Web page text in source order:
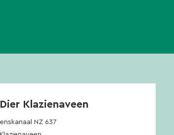
Klazienaveen
NZ 637